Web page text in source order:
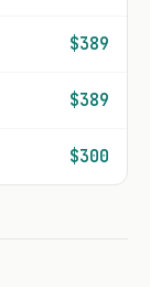
$389
$389
$300